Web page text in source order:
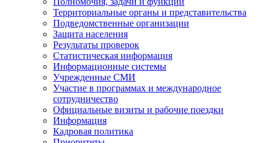
Территориальные органы и представительства
Подведомственные организации
Защита населения
Результаты проверок
Статистическая информация
Информационные системы
Учрежденные СМИ
Участие в программах и международное
сотрудничество
Официальные визиты и рабочие поездки
Информация
Кадровая политика